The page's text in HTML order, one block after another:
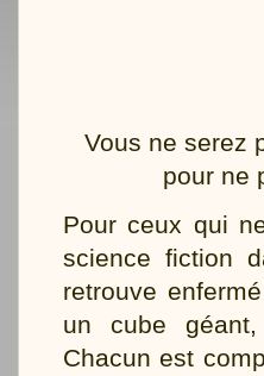
Vous ne serez
pour ne
Pour ceux qui
science fiction
retrouve
un cube
Chacun est